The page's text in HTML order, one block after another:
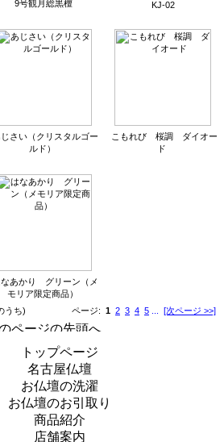
9号観月総黒檀 KJ-02
じさい（クリスタルゴー
ルド）
こもれび 桜調 ダイオー
ド
あかり グリーン（メ
モリア限定商品）
うち) ページ: 1 2 3 4 5 [次ページ >>]
トップページ
名古屋仏壇
お仏壇の洗濯
お仏壇のお引取り
商品紹介
店舗案内